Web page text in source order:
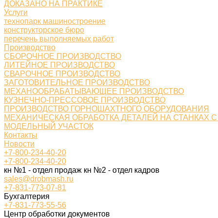
ДОКАЗАНО НА ПРАКТИКЕ
Услуги
технопарк машиностроение
конструкторское бюро
перечень выполняемых работ
Производство
СБОРОЧНОЕ ПРОИЗВОДСТВО
ЛИТЕЙНОЕ ПРОИЗВОДСТВО
СВАРОЧНОЕ ПРОИЗВОДСТВО
ЗАГОТОВИТЕЛЬНОЕ ПРОИЗВОДСТВО
МЕХАНООБРАБАТЫВАЮЩЕЕ ПРОИЗВОДСТВО
КУЗНЕЧНО-ПРЕССОВОЕ ПРОИЗВОДСТВО
ПРОИЗВОДСТВО ГОРНОШАХТНОГО ОБОРУДОВАНИЯ
МЕХАНИЧЕСКАЯ ОБРАБОТКА ДЕТАЛЕЙ НА СТАНКАХ
МОДЕЛЬНЫЙ УЧАСТОК
Контакты
Новости
+7-800-234-40-20
+7-800-234-40-20
кн №1 - отдел продаж кн №2 - отдел кадров
sales@drobmash.ru
+7-831-773-07-81
Бухгалтерия
+7-831-773-55-56
Центр обработки документов